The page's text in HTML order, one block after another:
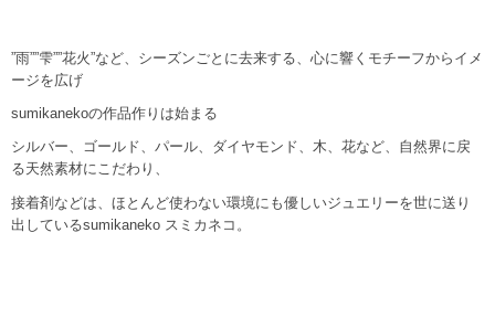
”雨””雫””花火”など、シーズンごとに去来する、心に響くモチーフからイメ
ージを広げ
sumikanekoの作品作りは始まる
シルバー、ゴールド、パール、ダイヤモンド、木、花など、自然界に戻
る天然素材にこだわり、
接着剤などは、ほとんど使わない環境にも優しいジュエリーを世に送り
出しているsumikaneko スミカネコ。